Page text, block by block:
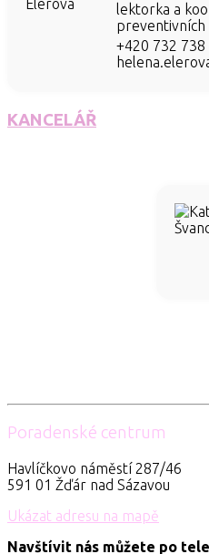
lektorka a
+420 732 738
KANCELÁŘ
Poradenské centrum
Havlíčkovo náměstí 287/46
591 01 Žďár nad Sázavou
Ukázat adresu na mapě
Navštívit nás můžete po